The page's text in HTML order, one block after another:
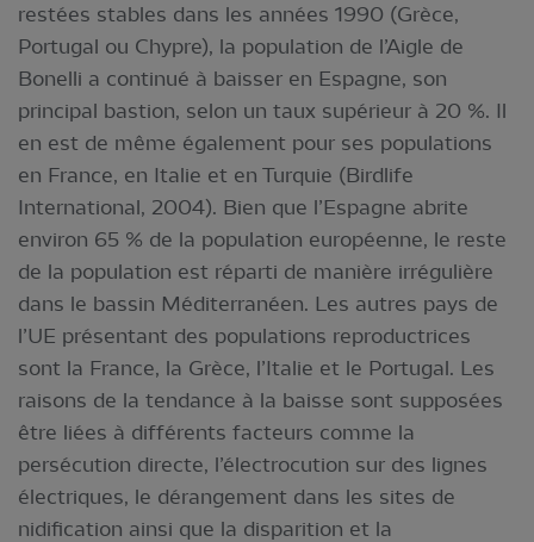
restées stables dans les années 1990 (Grèce,
Portugal ou Chypre), la population de l’Aigle de
Bonelli a continué à baisser en Espagne, son
principal bastion, selon un taux supérieur à 20 %. Il
en est de même également pour ses populations
en France, en Italie et en Turquie (Birdlife
International, 2004). Bien que l’Espagne abrite
environ 65 % de la population européenne, le reste
de la population est réparti de manière irrégulière
dans le bassin Méditerranéen. Les autres pays de
l’UE présentant des populations reproductrices
sont la France, la Grèce, l’Italie et le Portugal. Les
raisons de la tendance à la baisse sont supposées
être liées à différents facteurs comme la
persécution directe, l’électrocution sur des lignes
électriques, le dérangement dans les sites de
nidification ainsi que la disparition et la